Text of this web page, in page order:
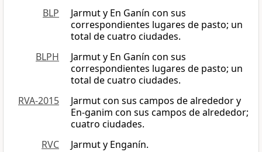
BLP
Jarmut y En Ganín con sus
correspondientes lugares de pasto; un
total de cuatro ciudades.
BLPH
Jarmut y En Ganín con sus
correspondientes lugares de pasto; un
total de cuatro ciudades.
RVA-2015
Jarmut con sus campos de alrededor y
En-ganim con sus campos de alrededor;
cuatro ciudades.
RVC
Jarmut y Enganín.